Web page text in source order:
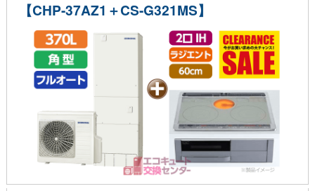
【CHP-37AZ1＋CS-G321MS】